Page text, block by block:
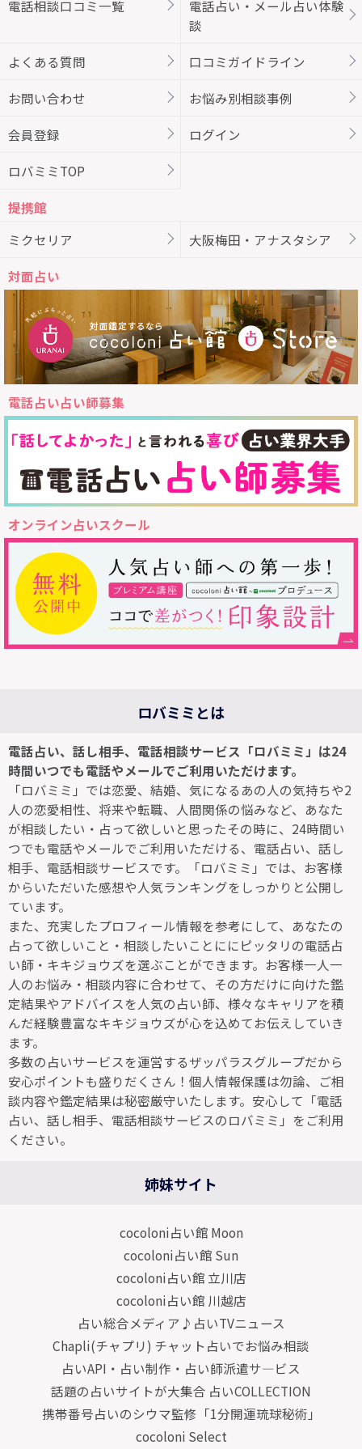
電話相談口コミ一覧
電話占い・メール占い体験
談
よくある質問 口コミガイドライン
お問い合わせ お悩み別相談事例
会員登録 ログイン
ロバミミTOP
提携館
ミクセリア
大阪梅田・アナスタシア
対面占い
電話占い占い師募集
オンライン占いスクール
ロバミミとは
電話占い、話し相手、電話相談サービス「ロバミミ」は24
時間いつでも電話やメールでご利用いただけます。
「ロバミミ」では恋愛、結婚、気になるあの人の気持ちや2
人の恋愛相性、将来や転職、人間関係の悩みなど、あなた
が相談したい・占って欲しいと思ったその時に、24時間い
つでも電話やメールでご利用いただける、電話占い、話し
相手、電話相談サービスです。「ロバミミ」では、お客様
からいただいた感想や人気ランキングをしっかりと公開し
ています。
また、充実したプロフィール情報を参考にして、あなたの
占って欲しいこと・相談したいことににピッタリの電話占
い師・キキジョウズを選ぶことができます。お客様一人一
人のお悩み・相談内容に合わせて、その方だけに向けた鑑
定結果やアドバイスを人気の占い師、様々なキャリアを積
んだ経験豊富なキキジョウズが心を込めてお伝えしていき
ます。
多数の占いサービスを運営するザッパラスグループだから
安心ポイントも盛りだくさん！個人情報保護は勿論、ご相
談内容や鑑定結果は秘密厳守いたします。安心して「電話
占い、話し相手、電話相談サービスのロバミミ」をご利用
ください。
姉妹サイト
cocoloni占い館 Moon
cocoloni占い館 Sun
cocoloni占い館 立川店
cocoloni占い館 川越店
占い総合メディア♪占いTVニュース
Chapli(チャプリ) チャット占いでお悩み相談
占いAPI・占い制作・占い師派遣サ―ビス
話題の占いサイトが大集合 占いCOLLECTION
携帯番号占いのシウマ監修「1分開運琉球秘術」
cocoloni Select